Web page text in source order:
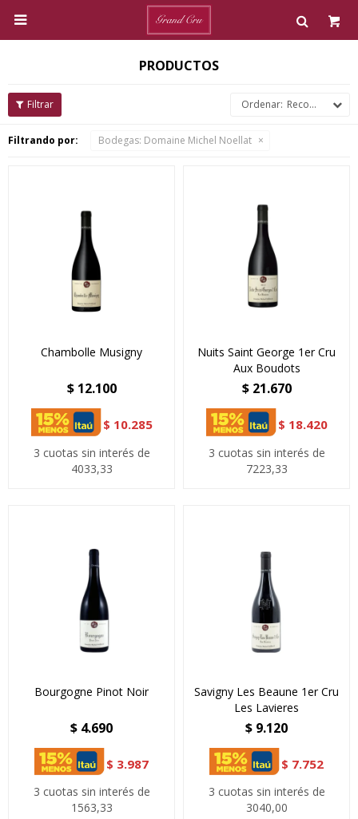

PRODUCTOS
Recomendados
Filtrando por: Bodegas: Domaine Michel Noellat
Chambolle Musigny
$ 12.100
$ 10.285
3 cuotas sin interés de
4033,33
Nuits Saint George 1er Cru
Aux Boudots
$ 21.670
$ 18.420
3 cuotas sin interés de
7223,33
Bourgogne Pinot Noir
$ 4.690
$ 3.987
3 cuotas sin interés de
1563,33
Savigny Les Beaune 1er Cru
Les Lavieres
$ 9.120
$ 7.752
3 cuotas sin interés de
3040,00